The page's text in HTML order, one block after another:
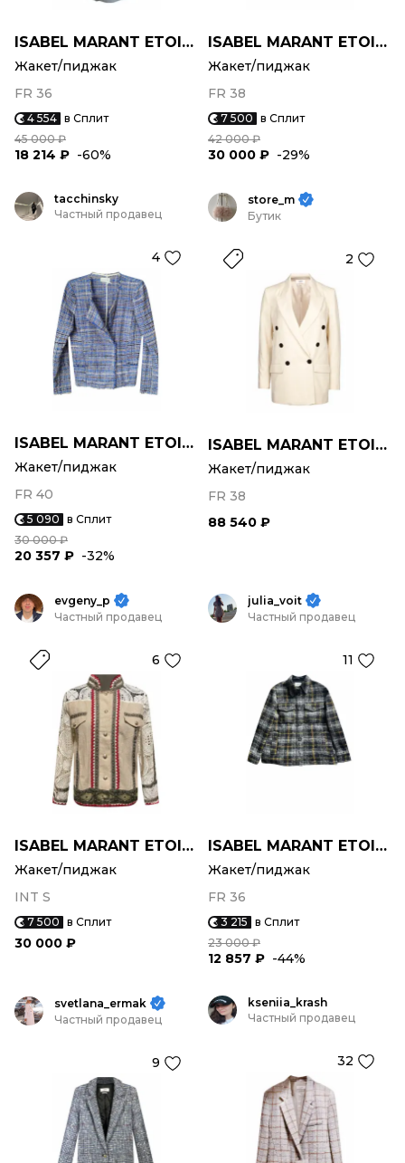
ISABEL MARANT ETOILE
Жакет/пиджак
FR 36
4 554 в Сплит
45 000 ₽
18 214 ₽ -60%
ISABEL MARANT ETOILE
Жакет/пиджак
FR 38
7 500 в Сплит
42 000 ₽
30 000 ₽ -29%
tacchinsky
Частный продавец
4
ISABEL MARANT ETOILE
Жакет/пиджак
FR 40
5 090 в Сплит
30 000 ₽
20 357 ₽ -32%
store_m
Бутик
2
ISABEL MARANT ETOILE
Жакет/пиджак
FR 38
88 540 ₽
evgeny_p
Частный продавец
6
ISABEL MARANT ETOILE
Жакет/пиджак
INT S
7 500 в Сплит
30 000 ₽
julia_voit
Частный продавец
11
ISABEL MARANT ETOILE
Жакет/пиджак
FR 36
3 215 в Сплит
23 000 ₽
12 857 ₽ -44%
svetlana_ermak
Частный продавец
9
kseniia_krash
Частный продавец
32